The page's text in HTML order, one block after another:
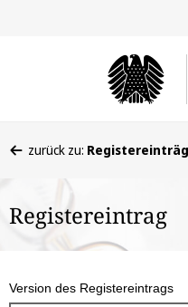
befinden
hier:
zurück zu:
Registereintrag
Version des Registereintrags